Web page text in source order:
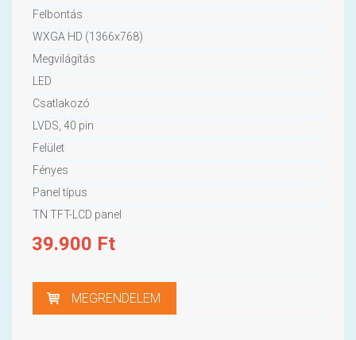
Felbontás
WXGA HD (1366x768)
Megvilágítás
LED
Csatlakozó
LVDS, 40 pin
Felület
Fényes
Panel típus
TN TFT-LCD panel
39.900 Ft
MEGRENDELEM